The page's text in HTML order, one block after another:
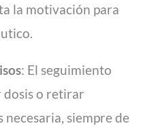
la motivación para
: El seguimiento
o retirar
necesaria, siempre de